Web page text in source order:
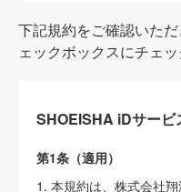
下記規約をご確認いた
ェックボックスにチェ
SHOEISHA iDサービ
第1条（適用）
1. 本規約は、株式会社